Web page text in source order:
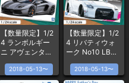
【数量限定】1/2
4 ランボルギー
ニ アヴェンタド
ール
2018-05-13〜
【数量限定】1/2
4 リバティウォ
ーク No10 LB・
ワークス R35 GT
-R Ver.2
2018-05-13〜